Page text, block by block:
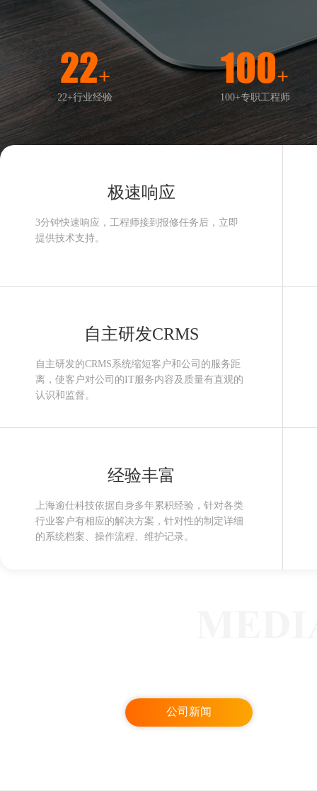
22+
22+行业经验
100+
100+专职工程师
极速响应
3分钟快速响应，工程师接到报修任务后，立即
提供技术支持。
自主研发CRMS
自主研发的CRMS系统缩短客户和公司的服务距
离，使客户对公司的IT服务内容及质量有直观的
认识和监督。
经验丰富
上海逾仕科技依据自身多年累积经验，针对各类
行业客户有相应的解决方案，针对性的制定详细
的系统档案、操作流程、维护记录。
公司新闻